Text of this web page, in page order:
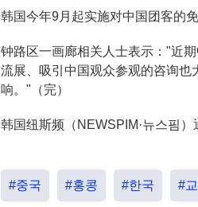
韩国今年9月起实施对中国团客的
钟路区一画廊相关人士表示："近
流展、吸引中国观众参观的咨询
响。"（完）
韩国纽斯频（NEWSPIM·뉴스핌）
#중국 #홍콩 #한국 #